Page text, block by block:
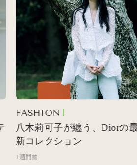
FASHION
八木莉可子が纏う、Diorの最
新コレクション
1週間前